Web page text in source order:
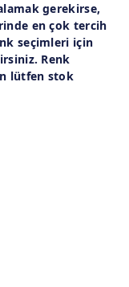
gerekirse,
en çok tercih
seçimleri için
Renk
lütfen stok